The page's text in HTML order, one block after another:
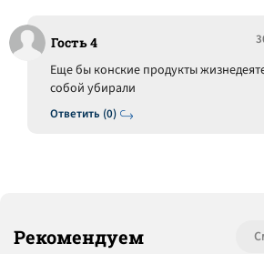
Гость 4
Ответить (0)
Еще бы конские продукты
собой убирали
Рекомендуем